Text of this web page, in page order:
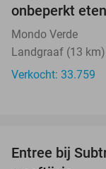
onbeperkt
Mondo Verde
Landgraaf (13 km)
Verkocht: 33.759
Entree bij